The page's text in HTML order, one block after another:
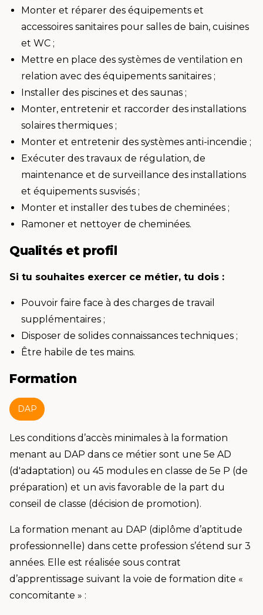
Monter et réparer des équipements et
accessoires sanitaires pour salles de bain, cuisines
et WC ;
Mettre en place des systèmes de ventilation en
relation avec des équipements sanitaires ;
Installer des piscines et des saunas ;
Monter, entretenir et raccorder des installations
solaires thermiques ;
Monter et entretenir des systèmes anti-incendie ;
Exécuter des travaux de régulation, de
maintenance et de surveillance des installations
et équipements susvisés ;
Monter et installer des tubes de cheminées ;
Ramoner et nettoyer de cheminées.
Qualités et profil
Si tu souhaites exercer ce métier, tu dois :
Pouvoir faire face à des charges de travail
supplémentaires ;
Disposer de solides connaissances techniques ;
Être habile de tes mains.
Formation
DAP
Les conditions d’accès minimales à la formation
menant au DAP dans ce métier sont une 5e AD
(d'adaptation) ou 45 modules en classe de 5e P (de
préparation) et un avis favorable de la part du
conseil de classe (décision de promotion).
La formation menant au DAP (diplôme d’aptitude
professionnelle) dans cette profession s’étend sur 3
années. Elle est réalisée sous contrat
d’apprentissage suivant la voie de formation dite «
concomitante » :